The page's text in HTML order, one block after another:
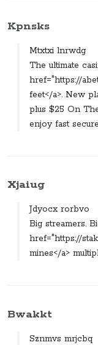
Kpnsks
Mtxtxi lnrwdg
The ultimate
href="https://
feet</a>. New
plus $25 On
enjoy fast
Xjaiug
Jdyocx rorbvo
Big streamers.
href="https://
mines</a>
Bwakkt
Sznmvs mrjcbq